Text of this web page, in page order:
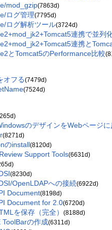
mod_gzip(7863d)
ログ管理(7795d)
ログ解析ツール(3724d)
連携で並列
連携と
とTomcat5のPerformance比較
オフる(7479d)
(7524d)
のデザインをWebページに
(8271d)
のinstall(8120d)
Support Tools(6631d)
(8230d)
OpenLDAPへの接続(6922d)
Document(8198d)
Document for 2.0(6720d)
を保存（完全）(8188d)
ToolBarの作成(6311d)